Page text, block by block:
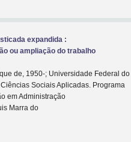
expandida :
ou ampliação do trabalho
de, 1950-; Universidade Federal do
Sociais Aplicadas. Programa
em Administração
Marra do